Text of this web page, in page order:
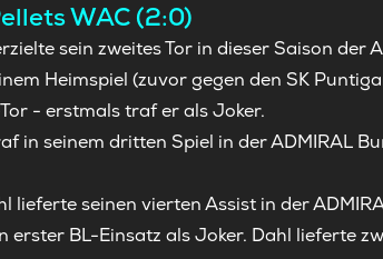
WAC (2:0)
sein zweites Tor in dieser Saison der
Heimspiel (zuvor gegen den SK
- erstmals traf er als Joker.
in seinem dritten Spiel in der ADMIRAL
lieferte seinen vierten Assist in der
erster BL-Einsatz als Joker. Dahl lieferte